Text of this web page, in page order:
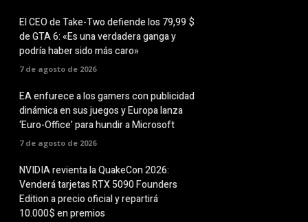
El CEO de Take-Two defiende los 79,99 $
de GTA 6: «Es una verdadera ganga y
podría haber sido más caro»
7 de agosto de 2026
EA enfurece a los gamers con publicidad
dinámica en sus juegos y Europa lanza
‘Euro-Office’ para hundir a Microsoft
7 de agosto de 2026
NVIDIA revienta la QuakeCon 2026:
Venderá tarjetas RTX 5090 Founders
Edition a precio oficial y repartirá
10.000$ en premios